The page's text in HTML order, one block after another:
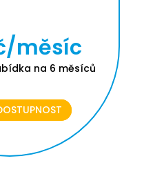
měsíc
na 6 měsíců